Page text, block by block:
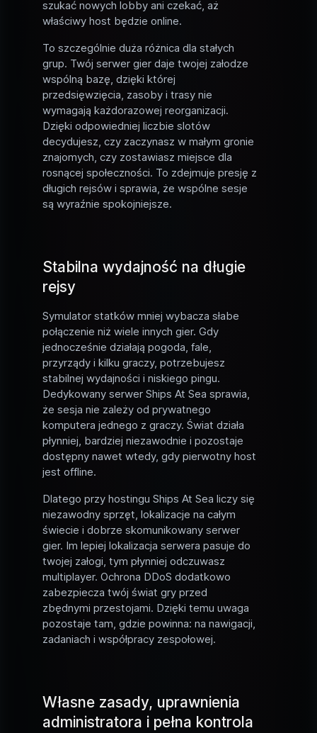
szukać nowych lobby ani czekać, aż
właściwy host będzie online.
To szczególnie duża różnica dla stałych
grup. Twój serwer gier daje twojej załodze
wspólną bazę, dzięki której
przedsięwzięcia, zasoby i trasy nie
wymagają każdorazowej reorganizacji.
Dzięki odpowiedniej liczbie slotów
decydujesz, czy zaczynasz w małym gronie
znajomych, czy zostawiasz miejsce dla
rosnącej społeczności. To zdejmuje presję z
długich rejsów i sprawia, że wspólne sesje
są wyraźnie spokojniejsze.
Stabilna wydajność na długie
rejsy
Symulator statków mniej wybacza słabe
połączenie niż wiele innych gier. Gdy
jednocześnie działają pogoda, fale,
przyrządy i kilku graczy, potrzebujesz
stabilnej wydajności i niskiego pingu.
Dedykowany serwer Ships At Sea sprawia,
że sesja nie zależy od prywatnego
komputera jednego z graczy. Świat działa
płynniej, bardziej niezawodnie i pozostaje
dostępny nawet wtedy, gdy pierwotny host
jest offline.
Dlatego przy hostingu Ships At Sea liczy się
niezawodny sprzęt, lokalizacje na całym
świecie i dobrze skomunikowany serwer
gier. Im lepiej lokalizacja serwera pasuje do
twojej załogi, tym płynniej odczuwasz
multiplayer. Ochrona DDoS dodatkowo
zabezpiecza twój świat gry przed
zbędnymi przestojami. Dzięki temu uwaga
pozostaje tam, gdzie powinna: na nawigacji,
zadaniach i współpracy zespołowej.
Własne zasady, uprawnienia
administratora i pełna kontrola